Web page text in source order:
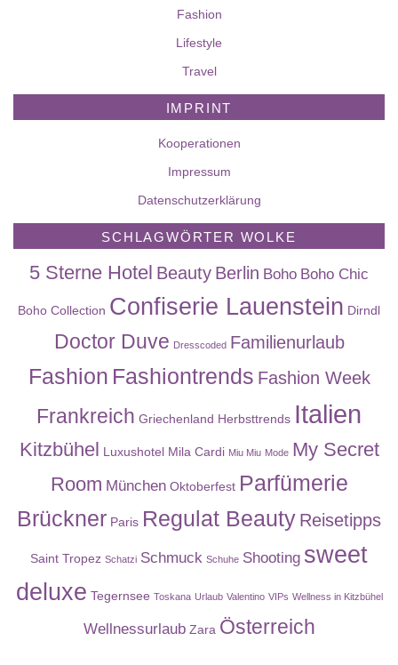
Fashion
Lifestyle
Travel
IMPRINT
Kooperationen
Impressum
Datenschutzerklärung
SCHLAGWÖRTER WOLKE
5 Sterne Hotel Beauty Berlin Boho Boho Chic
Boho Collection Confiserie Lauenstein Dirndl
Doctor Duve Dresscoded Familienurlaub
Fashion Fashiontrends Fashion Week
Frankreich Griechenland Herbsttrends Italien
Kitzbühel Luxushotel Mila Cardi Miu Miu Mode My Secret
Room München Oktoberfest Parfümerie
Brückner Paris Regulat Beauty Reisetipps
Saint Tropez Schatzi Schmuck Schuhe Shooting sweet
deluxe Tegernsee Toskana Urlaub Valentino VIPs Wellness in Kitzbühel
Wellnessurlaub Zara Österreich